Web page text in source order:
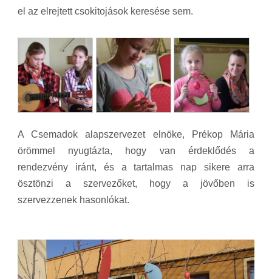
el az elrejtett csokitojások keresése sem.
A Csemadok alapszervezet elnöke, Prékop Mária
örömmel nyugtázta, hogy van érdeklődés a
rendezvény iránt, és a tartalmas nap sikere arra
ösztönzi a szervezőket, hogy a jövőben is
szervezzenek hasonlókat.